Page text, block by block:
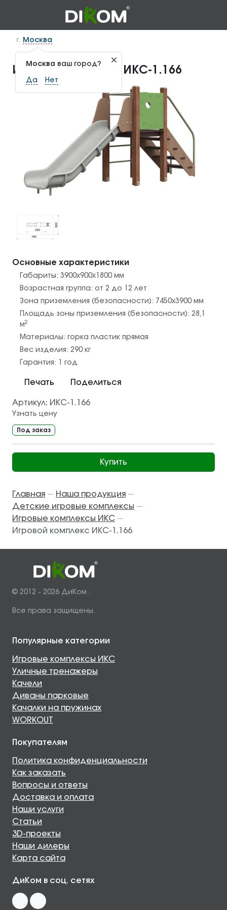
г. Москва
Москва ваш город?
Да Нет
Игровой комплекс ИКС-1.166
Основные характеристики
Габариты: 3900х900х1800 мм
Возрастная группа: от 2 до 12 лет
Зона приземления (безопасности): 7450х3900 мм
Площадь зоны приземления (безопасности): 28,1
м2
Материалы: горка пластик прямая
Вес изделия: 290 кг
Гарантия:
1 год
Печать Поделиться
Артикул: ИКС-1.166
Узнать цену
Под заказ
Купить
Главная — Наша продукция —
Детские игровые комплексы —
Игровые комплексы ИКС —
Игровой комплекс ИКС-1.166
© 2012 - 2026 ДиКом .
Все права защищены.
Популярные категории
Игровые комплексы ИКС
Уличные тренажеры
Качели
Диваны парковые
Качалки на пружинах
WORKOUT
Покупателям
Политика конфиденциальности
Как заказать
Вопросы и ответы
Доставка и оплата
Наши услуги
Статьи
3D-проекты
Наши дилеры
Карта сайта
ДиКом в соц. сетях